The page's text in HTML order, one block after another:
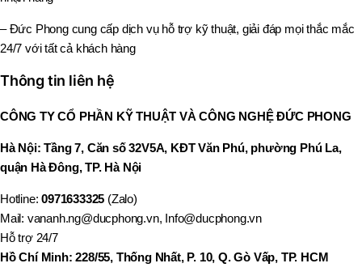
– Đức Phong cung cấp dịch vụ hỗ trợ kỹ thuật, giải đáp mọi thắc mắc
24/7 với tất cả khách hàng
Thông tin liên hệ
CÔNG TY CỔ PHẦN KỸ THUẬT VÀ CÔNG NGHỆ ĐỨC PHONG
Hà Nội: Tầng 7, Căn số 32V5A, KĐT Văn Phú, phường Phú La,
quận Hà Đông, TP. Hà Nội
Hotline:0971633325 (Zalo)
Mail: vananh.ng@ducphong.vn, Info@ducphong.vn
Hỗ trợ 24/7
Hồ Chí Minh: 228/55, Thống Nhất, P. 10, Q. Gò Vấp, TP. HCM